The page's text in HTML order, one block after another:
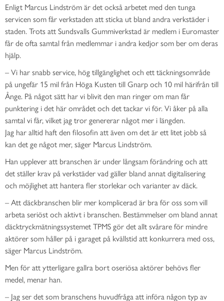
Enligt Marcus Lindström är det också arbetet med den tunga
servicen somfårverkstaden attsticka ut bland andra verkstäder i
staden. Trots att Sundsvalls Gummiverkstad är medlem i Euromaster
får de ofta samtal från medlemmar i andra kedjor som ber om deras
hjälp.
–Vi har snabb service, hög tillgänglighet och ett täckningsområde
på ungefär 15 mil från Höga Kusten till Gnarp och 10 mil härifrån till
Ånge. På något sätt har vi blivit den man ringer om man får
punktering i det här området och det tackar vi för. Vi åker på alla
samtal vi får, vilket jag trorgenererar något mer i längden.
Jag haralltid haft den filosofin att även om det är ett litet jobb så
kan det ge något mer, säger Marcus Lindström.
Han upplever att branschen är under långsam förändring och att
det ställer krav på verkstäder vad gäller bland annat digitalisering
och möjlighet att hantera fler storlekar och varianter av däck.
–Att däckbranschen blir mer komplicerad är bra för oss som vill
arbeta seriöst och aktivt i branschen. Bestämmelser om bland annat
däcktryckmätningssystemetTPMSgör det allt svårare för mindre
aktörer som håller på i garaget på kvällstid att konkurrera med oss,
säger Marcus Lindström.
Men för att ytterligare gallra bort oseriösa aktörer behövs fler
medel, menar han.
– Jag ser det som branschens huvudfråga att införa någon typ av